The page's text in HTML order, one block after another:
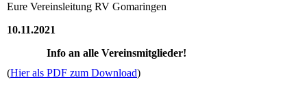
Eure Vereinsleitung RV Gomaringen
10.11.2021
Info an alle Vereinsmitglieder!
(Hier als PDF zum Download)